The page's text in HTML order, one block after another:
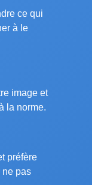
ce qui
à le
image et
la norme.
préfère
ne pas